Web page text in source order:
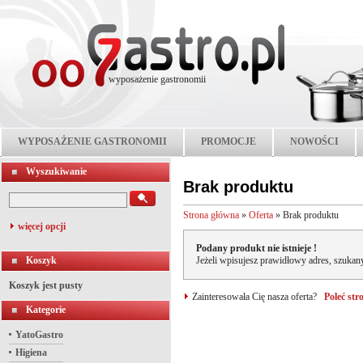
wyposażenie gastronomii
WYPOSAŻENIE GASTRONOMII PROMOCJE NOWOŚCI
Wyszukiwanie
więcej opcji
Koszyk
Koszyk jest pusty
Kategorie
YatoGastro
Higiena
Brak produktu
Strona główna » Oferta » Brak produktu
Podany produkt nie istnieje !
Jeżeli wpisujesz prawidłowy adres,
Zainteresowała Cię nasza oferta? Poleć